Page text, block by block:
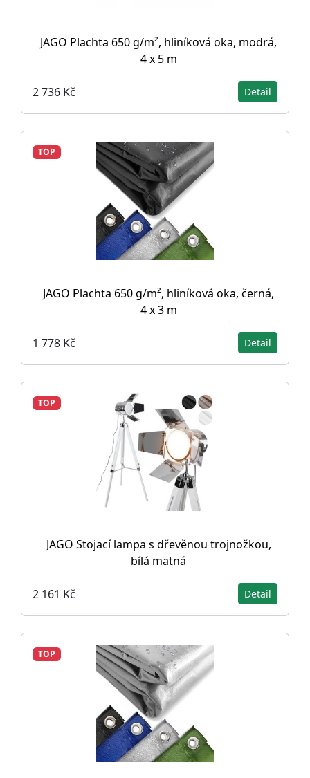
JAGO Plachta 650 g/m², hliníková oka, modrá,
4 x 5 m
2 736 Kč Detail
TOP
JAGO Plachta 650 g/m², hliníková oka, černá,
4 x 3 m
1 778 Kč Detail
TOP
JAGO Stojací lampa s dřevěnou trojnožkou,
bílá matná
2 161 Kč Detail
TOP